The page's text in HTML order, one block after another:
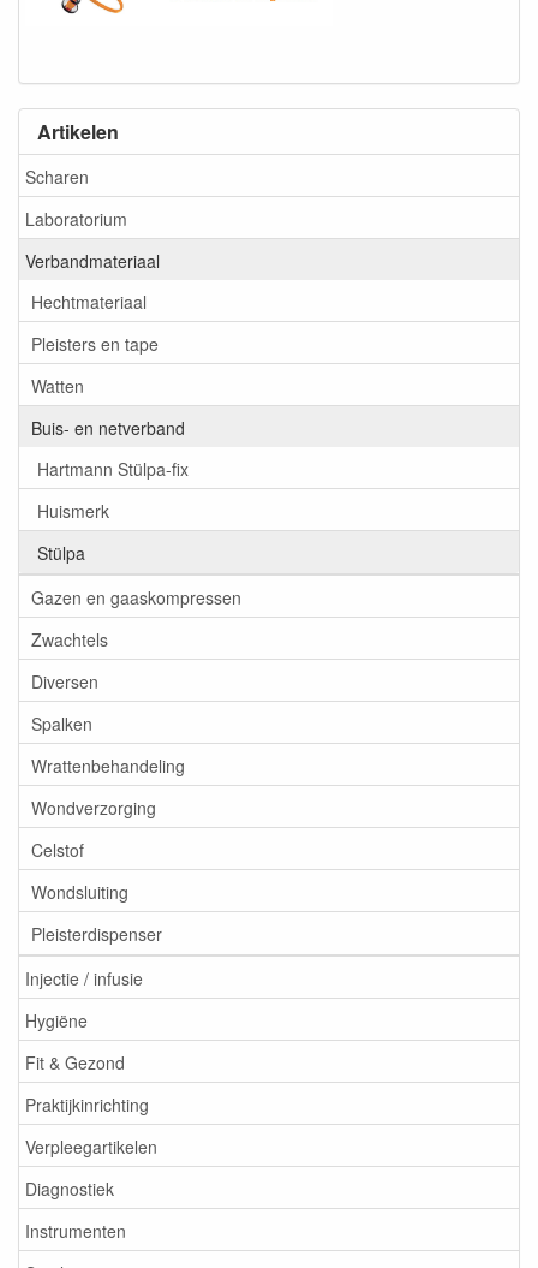
Artikelen
Scharen
Laboratorium
Verbandmateriaal
Hechtmateriaal
Pleisters en tape
Watten
Buis- en netverband
Hartmann Stülpa-fix
Huismerk
Stülpa
Gazen en gaaskompressen
Zwachtels
Diversen
Spalken
Wrattenbehandeling
Wondverzorging
Celstof
Wondsluiting
Pleisterdispenser
Injectie / infusie
Hygiëne
Fit & Gezond
Praktijkinrichting
Verpleegartikelen
Diagnostiek
Instrumenten